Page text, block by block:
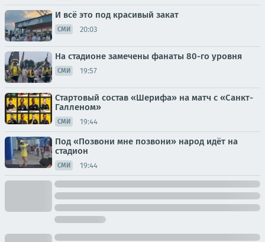
И всё это под красивый закат
СМИ 20:03
На стадионе замечены фанаты 80-го уровня
СМИ 19:57
Стартовый состав «Шерифа» на матч с «Санкт-
Галленом»
СМИ 19:44
Под «Позвони мне позвони» народ идёт на
стадион
СМИ 19:44